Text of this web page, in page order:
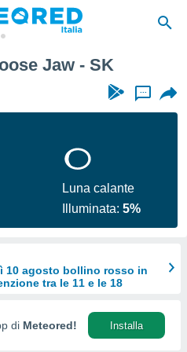
Jaw - SK
...
Luna calante
Illuminata:5%
10 agosto bollino rosso in
tra le 11 e le 18
di Meteored! Installa